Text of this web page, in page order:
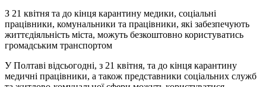
З 21 квітня та до кінця карантину медики, соціальні
працівники, комунальники та працівники, які забезпечують
життєдіяльність міста, можуть безкоштовно користуватись
громадським транспортом
У Полтаві відсьогодні, з 21 квітня, та до кінця карантину
медичні працівники, а також представники соціальних служб